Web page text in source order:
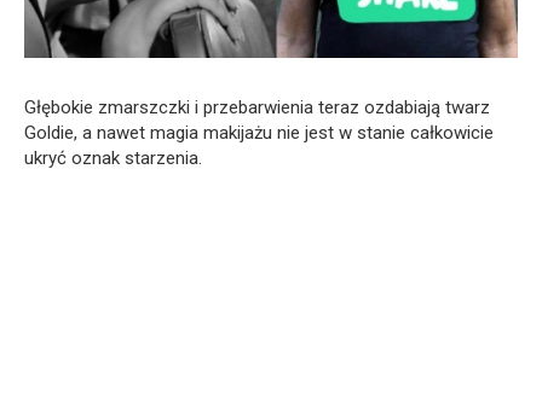
Głębokie zmarszczki i przebarwienia teraz ozdabiają twarz
Goldie, a nawet magia makijażu nie jest w stanie całkowicie
ukryć oznak starzenia.